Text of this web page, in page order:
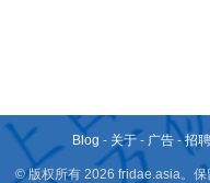
Blog - 关于 - 广告 -招
© 版权所有 2026 fridae.asia。